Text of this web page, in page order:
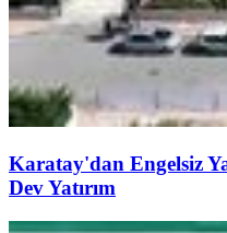
Karatay'dan Engelsiz
Dev Yatırım